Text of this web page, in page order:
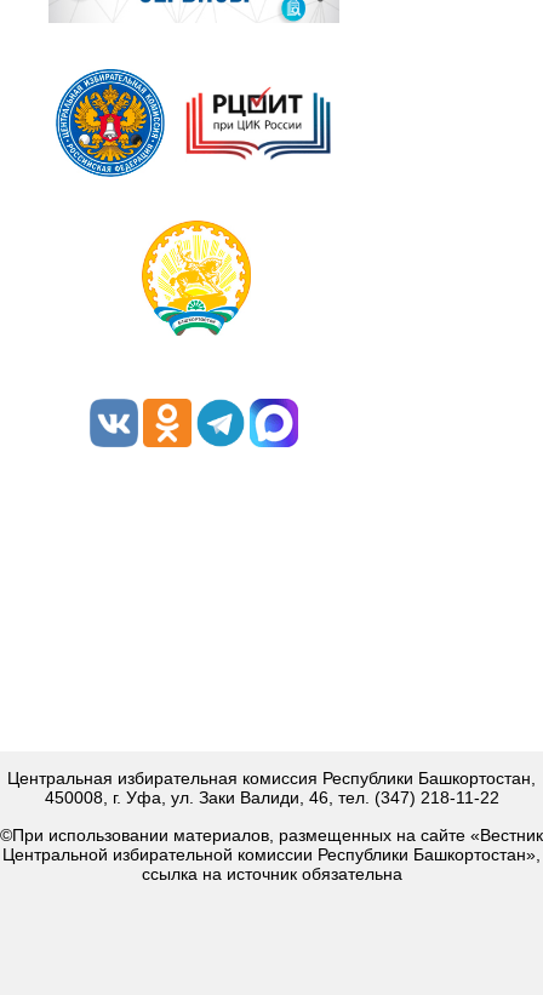
Центральная избирательная комиссия Республики Башкортостан,
450008, г. Уфа, ул. Заки Валиди, 46, тел. (347) 218-11-22
©При использовании материалов, размещенных на сайте «Вестник
Центральной избирательной комиссии Республики Башкортостан»,
ссылка на источник обязательна